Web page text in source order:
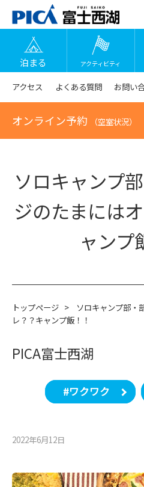
泊まる アクティビティ
アクセス よくある質問 お問い
オンライン予約 （空室状況）
ソロキャンプ
ジのたまには
ャンプ
トップページ >
ソロキャンプ部・
レ？？キャンプ飯！！
PICA富士西湖
#ワクワク
2022年6月12⽇